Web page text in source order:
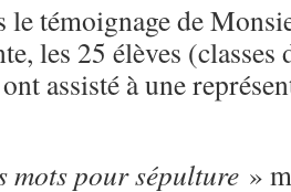
le témoignage de
les 25 élèves (classes
assisté à une
mots pour sépulture »